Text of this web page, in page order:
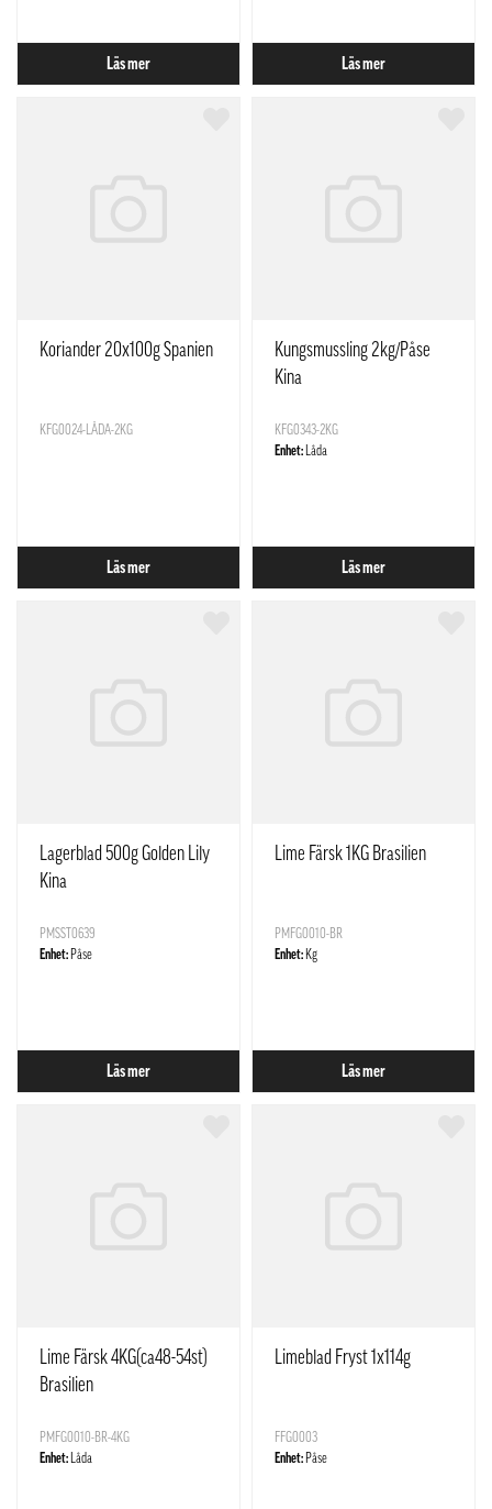
Läs mer Läs mer
Koriander 20x100g Spanien
KFG0024-LÅDA-2KG
Läs mer
Kungsmussling 2kg/Påse
Kina
KFG0343-2KG
Enhet: Låda
Läs mer
Lagerblad 500g Golden Lily
Kina
PMSST0639
Enhet: Påse
Läs mer
Lime Färsk 1KG Brasilien
PMFG0010-BR
Enhet: Kg
Läs mer
Lime Färsk 4KG(ca48-54st)
Brasilien
PMFG0010-BR-4KG
Enhet: Låda
Limeblad Fryst 1x114g
FFG0003
Enhet: Påse